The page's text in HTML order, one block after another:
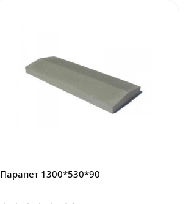
Парапет 1300*530*90